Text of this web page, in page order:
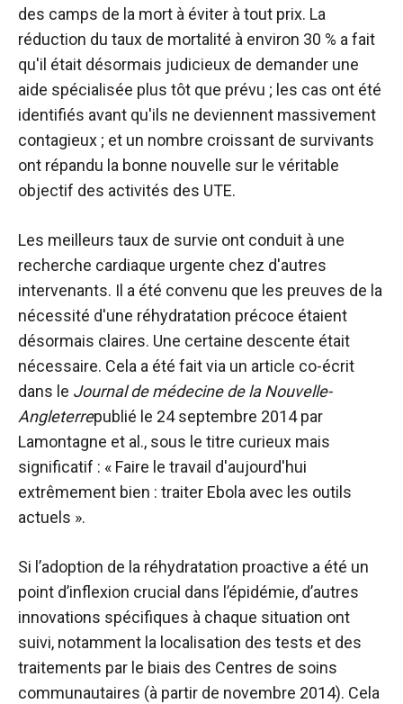
des camps de la mort à éviter à tout prix. La
réduction du taux de mortalité à environ 30 % a fait
qu'il était désormais judicieux de demander une
aide spécialisée plus tôt que prévu ; les cas ont été
identifiés avant qu'ils ne deviennent massivement
contagieux ; et un nombre croissant de survivants
ont répandu la bonne nouvelle sur le véritable
objectif des activités des UTE.
Les meilleurs taux de survie ont conduit à une
recherche cardiaque urgente chez d'autres
intervenants. Il a été convenu que les preuves de la
nécessité d'une réhydratation précoce étaient
désormais claires. Une certaine descente était
nécessaire. Cela a été fait via un article co-écrit
dans le Journal de médecine de la Nouvelle-
Angleterrepublié le 24 septembre 2014 par
Lamontagne et al., sous le titre curieux mais
significatif : « Faire le travail d'aujourd'hui
extrêmement bien : traiter Ebola avec les outils
actuels ».
Si l’adoption de la réhydratation proactive a été un
point d’inflexion crucial dans l’épidémie, d’autres
innovations spécifiques à chaque situation ont
suivi, notamment la localisation des tests et des
traitements par le biais des Centres de soins
communautaires (à partir de novembre 2014). Cela